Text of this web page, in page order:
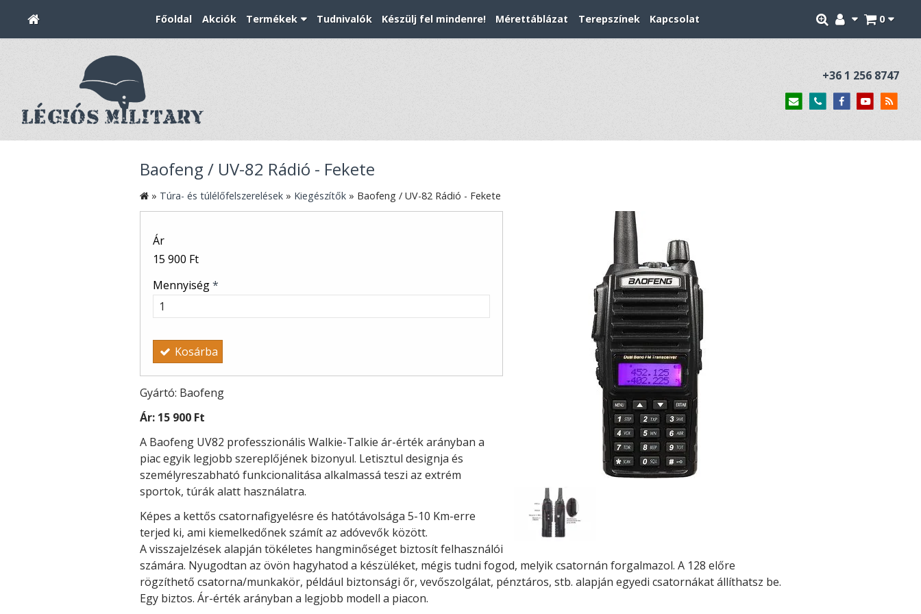
0
Főoldal Akciók Termékek Tudnivalók Készülj fel mindenre! Mérettáblázat Terepszínek Kapcsolat
+36 1 256 8747
Baofeng / UV-82 Rádió - Fekete
» Túra- és túlélőfelszerelések » Kiegészítők » Baofeng / UV-82 Rádió - Fekete
Ár
15 900 Ft
Mennyiség*
Kosárba
Gyártó: Baofeng
Ár: 15 900 Ft
A Baofeng UV82 professzionális Walkie-Talkie ár-érték arányban a
piac egyik legjobb szereplőjének bizonyul. Letisztul designja és
személyreszabható funkcionalitása alkalmassá teszi az extrém
sportok, túrák alatt használatra.
Képes a kettős csatornafigyelésre és hatótávolsága 5-10 Km-erre
terjed ki, ami kiemelkedőnek számít az adóvevők között.
A visszajelzések alapján tökéletes hangminőséget biztosít felhasználói
számára. Nyugodtan az övön hagyhatod a készüléket, mégis tudni fogod, melyik csatornán forgalmazol. A 128 előre
rögzíthető csatorna/munkakör, például biztonsági őr, vevőszolgálat, pénztáros, stb. alapján egyedi csatornákat állíthatsz be.
Egy biztos. Ár-érték arányban a legjobb modell a piacon.